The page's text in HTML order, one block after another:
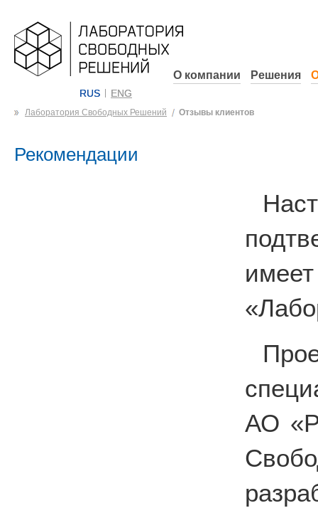
RUS ENG
О компании Решения
Лаборатория Свободных Решений Отзывы клиентов
Рекомендации
АО